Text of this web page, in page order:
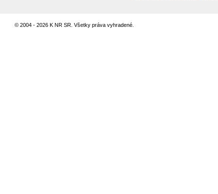
© 2004 - 2026 K NR SR. Všetky práva vyhradené.